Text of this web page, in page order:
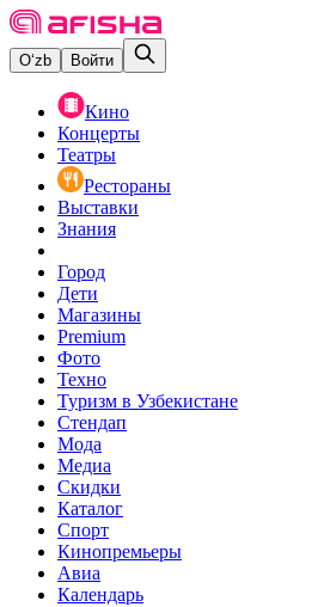
O‘zb Войти
Кино
Концерты
Театры
Рестораны
Выставки
Знания
Город
Дети
Магазины
Premium
Фото
Техно
Туризм в Узбекистане
Стендап
Мода
Медиа
Скидки
Каталог
Спорт
Кинопремьеры
Авиа
Календарь